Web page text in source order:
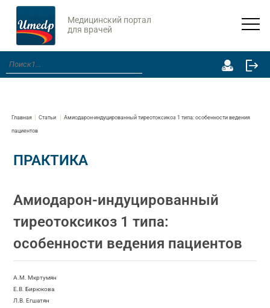
Медицинский портал
для врачей
Главная Статьи Амиодарон-индуцированный тиреотоксикоз 1 типа: особенности ведения
пациентов
ПРАКТИКА
Амиодарон-индуцированный
тиреотоксикоз 1 типа:
особенности ведения пациентов
А.М. Мкртумян
Е.В. Бирюкова
Л.В. Егшатян